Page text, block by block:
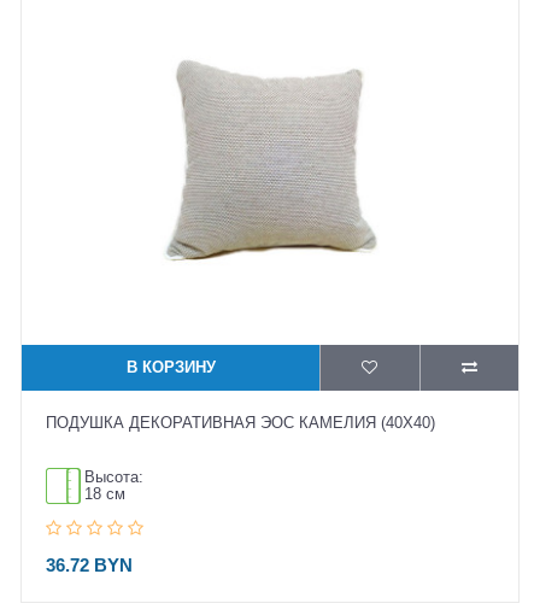
В КОРЗИНУ
ПОДУШКА ДЕКОРАТИВНАЯ ЭОС КАМЕЛИЯ (40X40)
Высота:
18 см
36.72 BYN